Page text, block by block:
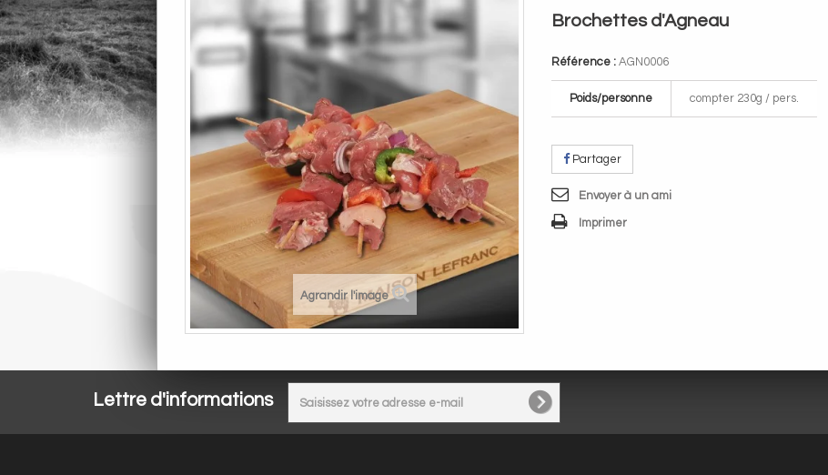
Agrandir l'image
Brochettes d'Agneau
Référence : AGN0006
Poids/personne compter 230g / pers.
Partager
Envoyer à un ami
Imprimer
Lettre d'informations